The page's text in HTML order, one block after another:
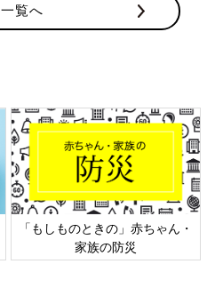
覧へ
ッ
六星占術 細木かおりさんの
相談